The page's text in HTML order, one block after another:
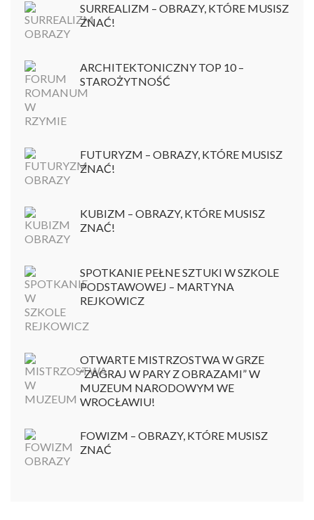
SURREALIZM – OBRAZY, KTÓRE MUSISZ
ZNAĆ!
ARCHITEKTONICZNY TOP 10 –
STAROŻYTNOŚĆ
FUTURYZM – OBRAZY, KTÓRE MUSISZ
ZNAĆ!
KUBIZM – OBRAZY, KTÓRE MUSISZ
ZNAĆ!
SPOTKANIE PEŁNE SZTUKI W SZKOLE
PODSTAWOWEJ – MARTYNA
REJKOWICZ
OTWARTE MISTRZOSTWA W GRZE
“ZAGRAJ W PARY Z OBRAZAMI” W
MUZEUM NARODOWYM WE
WROCŁAWIU!
FOWIZM – OBRAZY, KTÓRE MUSISZ
ZNAĆ